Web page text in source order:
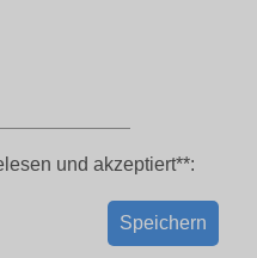
und akzeptiert**:
Speichern